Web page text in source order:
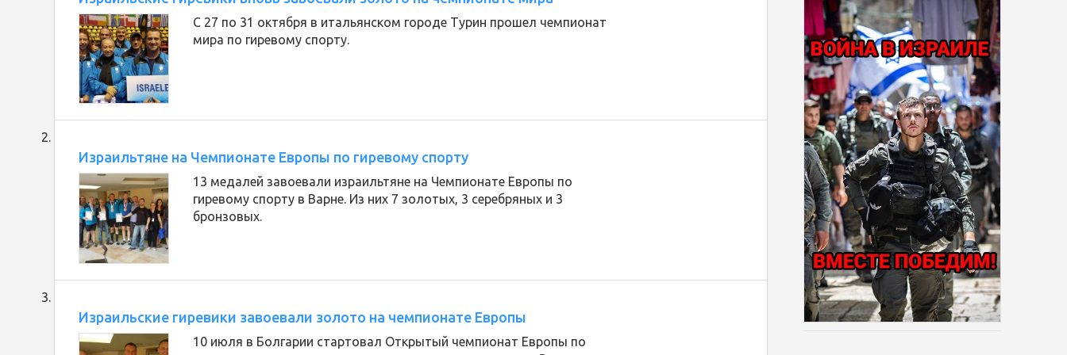
С 27 по 31 октября в итальянском городе Турин прошел чемпионат
мира по гиревому спорту.
Израильтяне на Чемпионате Европы по гиревому спорту
13 медалей завоевали израильтяне на Чемпионате Европы по
гиревому спорту в Варне. Из них 7 золотых, 3 серебряных и 3
бронзовых.
Израильские гиревики завоевали золото на чемпионате Европы
10 июля в Болгарии стартовал Открытый чемпионат Европы по